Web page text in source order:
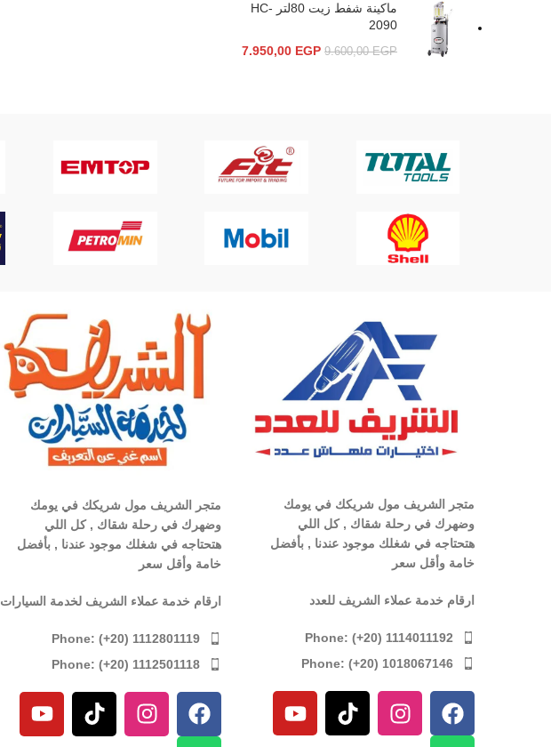
ماكينة شفط زيت 80لتر HC-
2090
9.600,00EGP
7.950,00 EGP
متجر الشريف مول شريكك في يومك
وضهرك في رحلة شقاك , كل اللي
هتحتاجه في شغلك موجود عندنا , بأفضل
خامة وأقل سعر
ارقام خدمة عملاء الشريف للعدد
Phone: (+20) 1114011192
Phone: (+20) 1018067146
متجر الشريف مول شريكك في يومك
وضهرك في رحلة شقاك , كل اللي
هتحتاجه في شغلك موجود عندنا , بأفضل
خامة وأقل سعر
ارقام خدمة عملاء الشريف لخدمة السيارات
Phone: (+20) 1112801119
Phone: (+20) 1112501118